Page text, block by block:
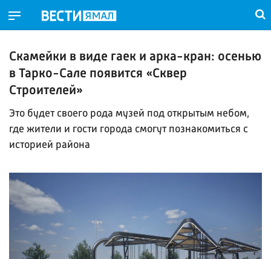
Скамейки в виде гаек и арка-кран: осенью
в Тарко-Сале появится «Сквер
Строителей»
Это будет своего рода музей под открытым небом,
где жители и гости города смогут познакомиться с
историей района